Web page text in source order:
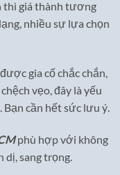
thì giá thành tương
nhiều sự lựa chọn
gia cố chắc chắn,
vẹo, đây là yếu
Bạn cần hết sức lưu ý.
phù hợp với không
dị, sang trọng.